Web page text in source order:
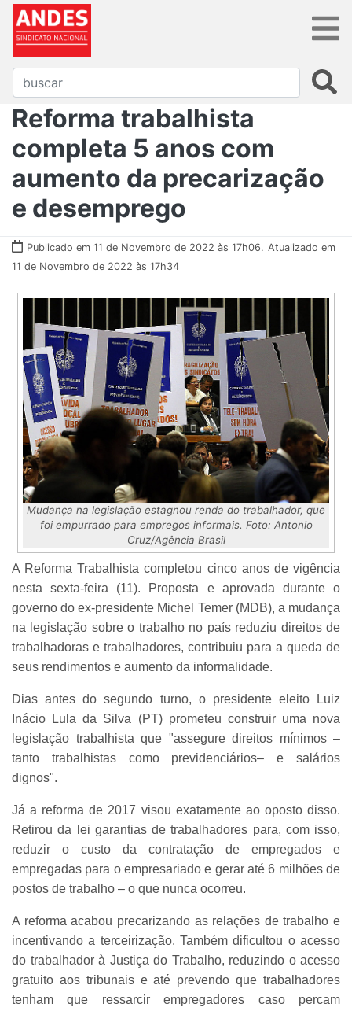
Reforma trabalhista
completa 5 anos com
aumento da precarização
e desemprego
Publicado em 11 de Novembro de 2022 às 17h06. Atualizado em
11 de Novembro de 2022 às 17h34
Mudança na legislação estagnou renda do trabalhador, que
foi empurrado para empregos informais. Foto: Antonio
Cruz/Agência Brasil
A Reforma Trabalhista completou cinco anos de vigência
nesta sexta-feira (11). Proposta e aprovada durante o
governo do ex-presidente Michel Temer (MDB), a mudança
na legislação sobre o trabalho no país reduziu direitos de
trabalhadoras e trabalhadores, contribuiu para a queda de
seus rendimentos e aumento da informalidade.
Dias antes do segundo turno, o presidente eleito Luiz
Inácio Lula da Silva (PT) prometeu construir uma nova
legislação trabalhista que "assegure direitos mínimos –
tanto trabalhistas como previdenciários– e salários
dignos".
Já a reforma de 2017 visou exatamente ao oposto disso.
Retirou da lei garantias de trabalhadores para, com isso,
reduzir o custo da contratação de empregados e
empregadas para o empresariado e gerar até 6 milhões de
postos de trabalho – o que nunca ocorreu.
A reforma acabou precarizando as relações de trabalho e
incentivando a terceirização. Também dificultou o acesso
do trabalhador à Justiça do Trabalho, reduzindo o acesso
gratuito aos tribunais e até prevendo que trabalhadores
tenham que ressarcir empregadores caso percam